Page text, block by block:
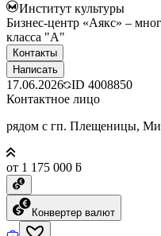
Институт культуры
Бизнес-центр «Аякс» –
класса "А"
Контакты
Написать
17.06.2026 ID 4008850
Контактное лицо
рядом с гп. Плещеницы,
от 1 175 000 ƃ
Конвертер валют